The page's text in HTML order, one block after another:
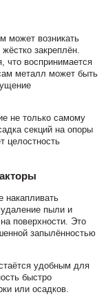
может возникать
закреплён.
что воспринимается
металл может быть
не только самому
секций на опоры
целостность
накапливать
удаление пыли и
поверхности. Это
запылённостью
удобным для
быстро
или осадков.